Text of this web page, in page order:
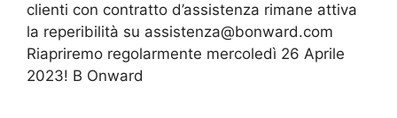
clienti con contratto d’assistenza rimane attiva
la reperibilità su assistenza@bonward.com
Riapriremo regolarmente mercoledì 26 Aprile
2023! B Onward